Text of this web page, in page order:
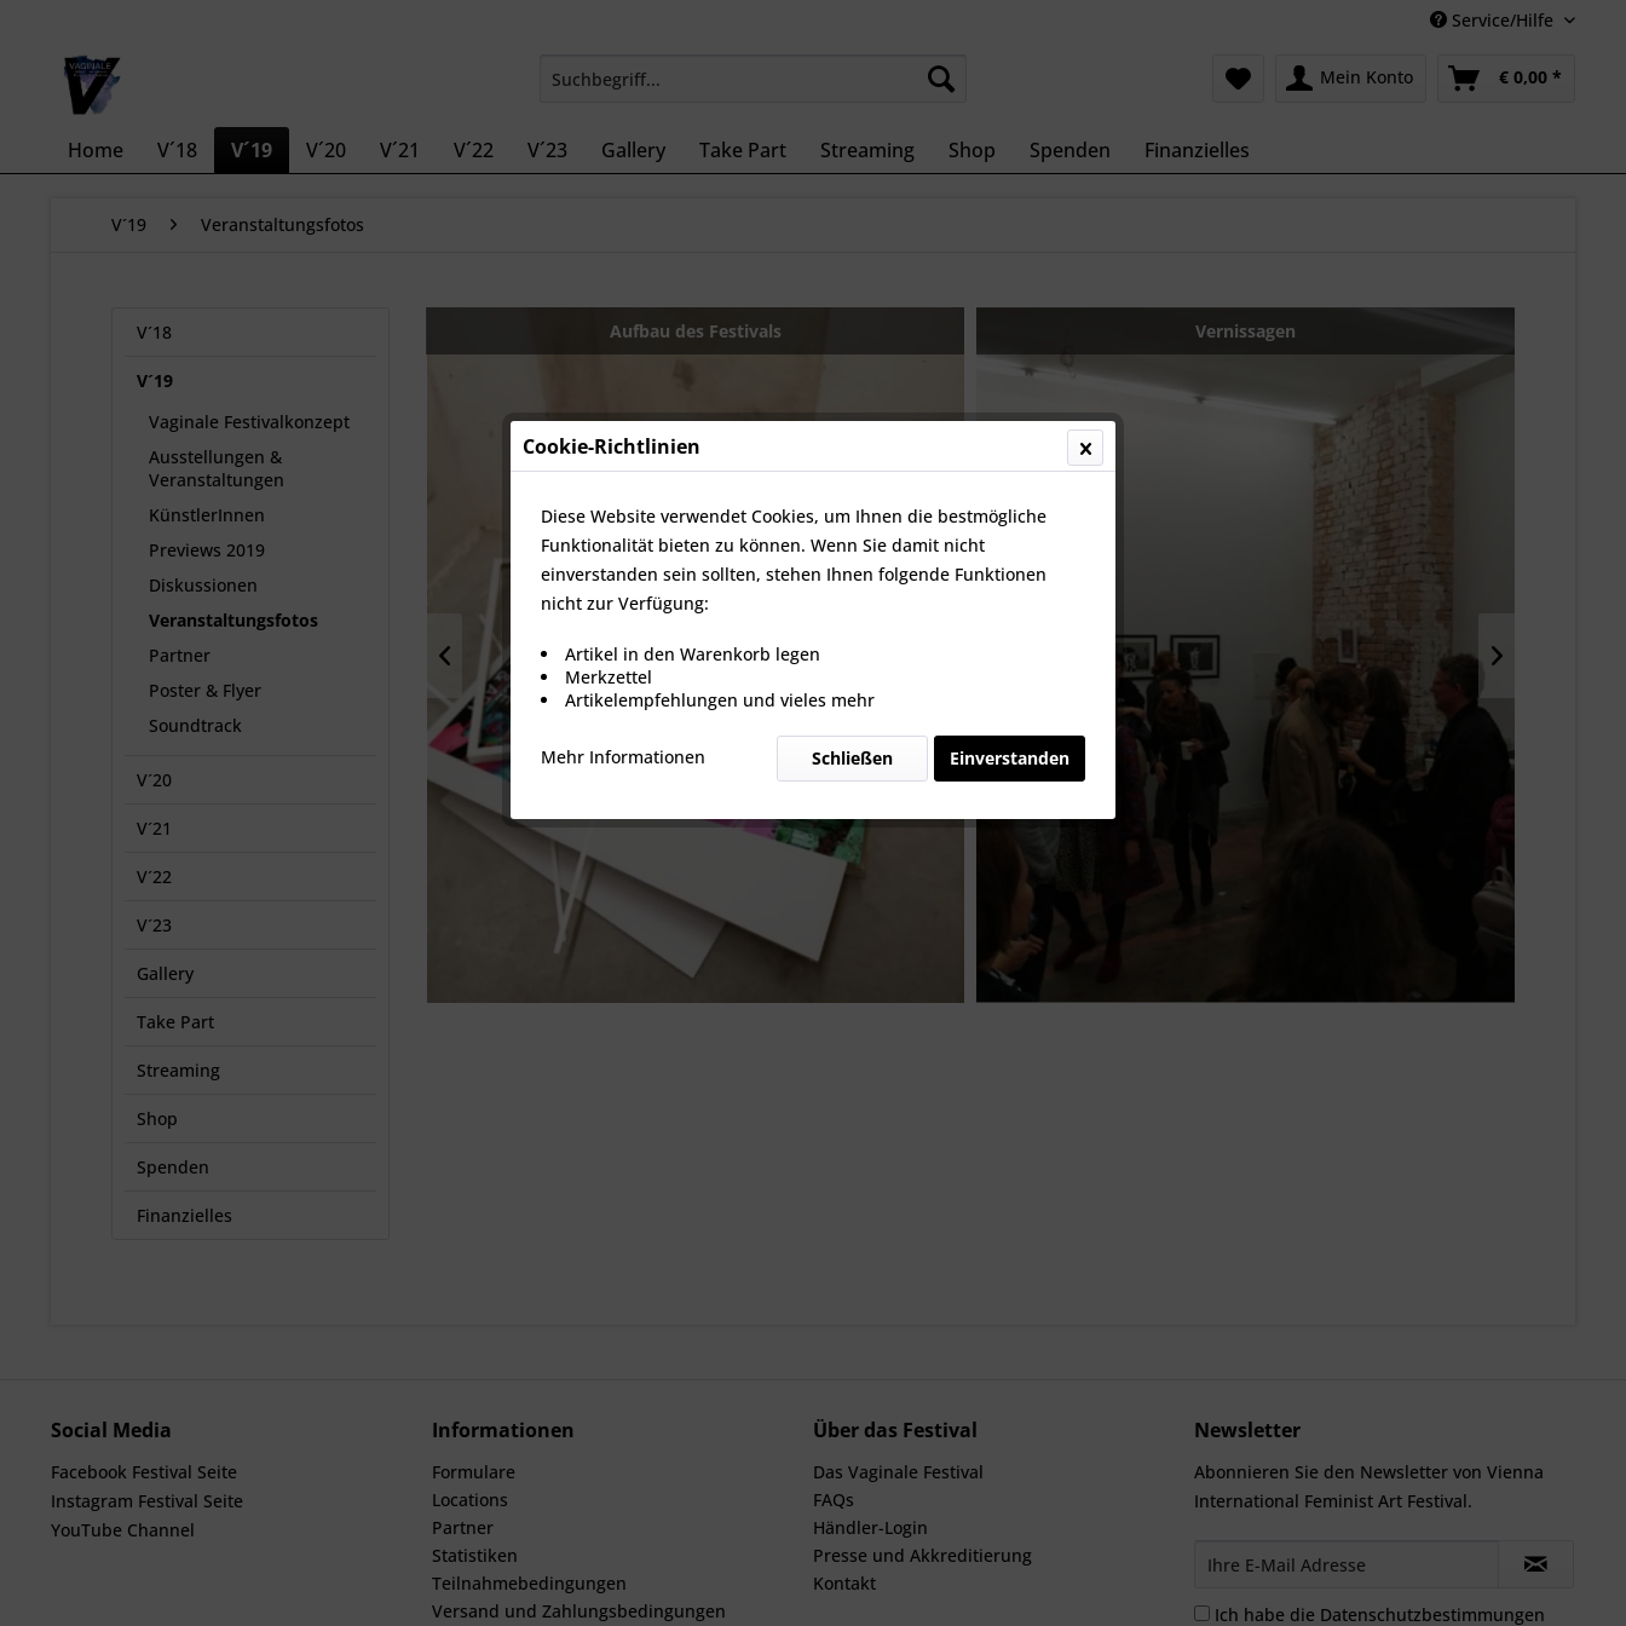
Service/Hilfe
Mein Konto € 0,00 *
Home V´18 V´19 V´20 V´21 V´22 V´23 Gallery Take Part Streaming Shop Spenden Finanzielles
V´19 Veranstaltungsfotos
V´18
V´19
Vaginale Festivalkonzept
Ausstellungen &
Veranstaltungen
KünstlerInnen
Previews 2019
Diskussionen
Veranstaltungsfotos
Partner
Poster & Flyer
Soundtrack
V´20
V´21
V´22
V´23
Gallery
Take Part
Streaming
Shop
Spenden
Finanzielles
Aufbau des Festivals Vernissagen
Social Media
Facebook Festival Seite
Instagram Festival Seite
YouTube Channel
Informationen
Formulare
Locations
Partner
Statistiken
Teilnahmebedingungen
Versand und Zahlungsbedingungen
Über das Festival
Das Vaginale Festival
FAQs
Händler-Login
Presse und Akkreditierung
Kontakt
Newsletter
Abonnieren Sie den Newsletter von Vienna
International Feminist Art Festival.
Ich habe die Datenschutzbestimmungen
Cookie-Richtlinien
Diese Website verwendet Cookies, um Ihnen die bestmögliche
Funktionalität bieten zu können. Wenn Sie damit nicht
einverstanden sein sollten, stehen Ihnen folgende Funktionen
nicht zur Verfügung:
Artikel in den Warenkorb legen
Merkzettel
Artikelempfehlungen und vieles mehr
Mehr Informationen Einverstanden
Schließen